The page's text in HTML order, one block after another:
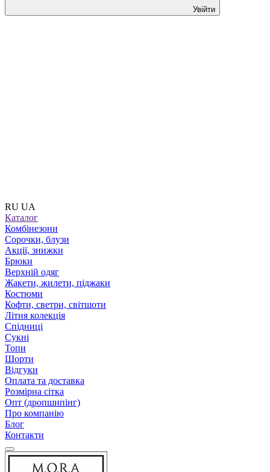
Увійти
RU UA
Каталог
Комбінезони
Сорочки, блузи
Акції, знижки
Брюки
Верхній одяг
Жакети, жилети, піджаки
Костюми
Кофти, светри, світшоти
Літня колекція
Спідниці
Сукні
Топи
Шорти
Відгуки
Оплата та доставка
Розмірна сітка
Опт (дропшипінг)
Про компанію
Блог
Контакти